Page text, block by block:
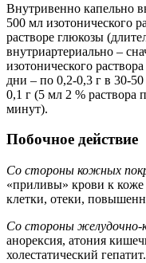
Внутривенно капельно
500 мл изотонического
растворе глюкозы
внутриартериально –
изотонического
дни – по 0,2-0,3 г в 30-50
0,1 г (5 мл 2 % раствора
минут).
Побочное действие
Со стороны кожных
«приливы» крови к коже
клетки, отеки,
Со стороны желудочно-
анорексия, атония
холестатический гепатит.